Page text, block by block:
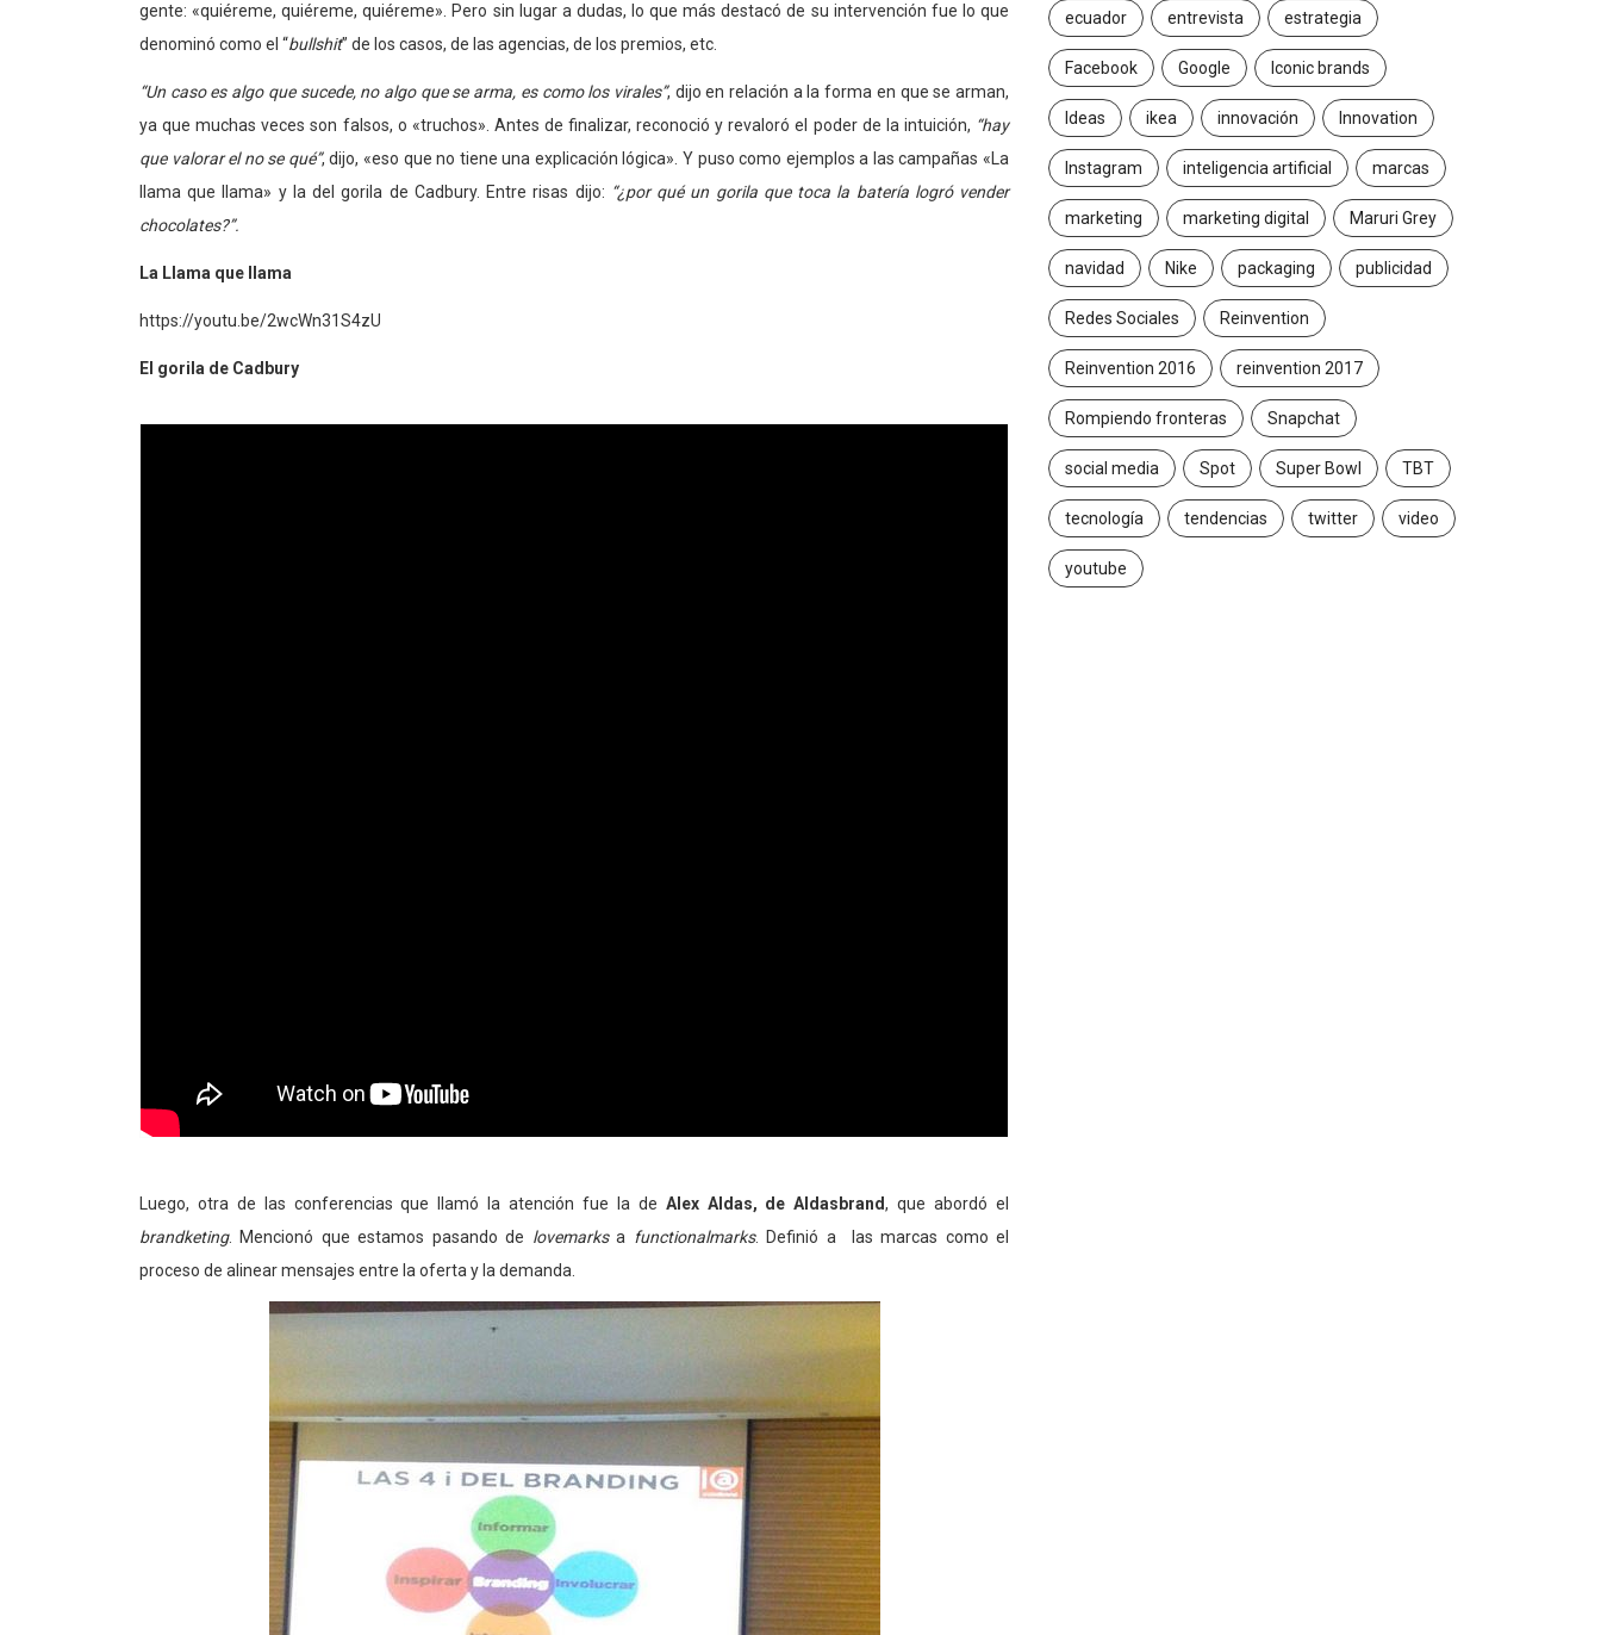
gente: «quiéreme, quiéreme, quiéreme». Pero sin lugar a dudas, lo que más destacó de su intervención fue lo que
denominó como el “bullshit” de los casos, de las agencias, de los premios, etc.
“Un caso es algo que sucede, no algo que se arma, es como los virales”, dijo en relación a la forma en que se arman,
ya que muchas veces son falsos, o «truchos». Antes de finalizar, reconoció y revaloró el poder de la intuición, “hay
que valorar el no se qué”, dijo, «eso que no tiene una explicación lógica». Y puso como ejemplos a las campañas «La
llama que llama» y la del gorila de Cadbury. Entre risas dijo: “¿por qué un gorila que toca la batería logró vender
chocolates?”.
La Llama que llama
https://youtu.be/2wcWn31S4zU
El gorila de Cadbury
Luego, otra de las conferencias que llamó la atención fue la de Alex Aldas, de Aldasbrand, que abordó el
brandketing. Mencionó que estamos pasando de lovemarksa functionalmarks. Definió a las marcas como el
proceso de alinear mensajes entre la oferta y la demanda.
ecuador entrevista estrategia
Facebook Google Iconic brands
Ideas ikea innovación Innovation
Instagram inteligencia artificial marcas
marketing marketing digital Maruri Grey
navidad Nike packaging publicidad
Redes Sociales Reinvention
Reinvention 2016 reinvention 2017
Rompiendo fronteras Snapchat
social media Spot Super Bowl TBT
tecnología tendencias twitter video
youtube